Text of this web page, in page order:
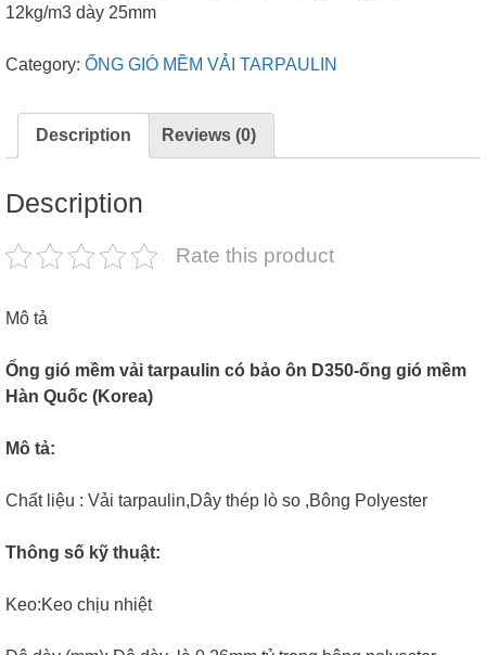
12kg/m3 dày 25mm
Category: ỐNG GIÓ MỀM VẢI TARPAULIN
Description Reviews (0)
Description
Rate this product
Mô tả
Ống gió mềm vải tarpaulin có bảo ôn D350-ống gió mềm
Hàn Quốc (Korea)
Mô tả:
Chất liệu : Vải tarpaulin,Dây thép lò so ,Bông Polyester
Thông số kỹ thuật:
Keo:Keo chịu nhiệt